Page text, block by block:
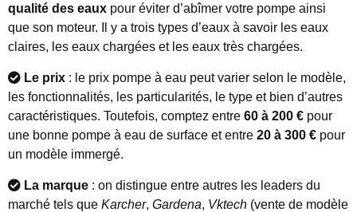
qualité des eaux pour éviter d’abîmer votre pompe ainsi
que son moteur. Il y a trois types d’eaux à savoir les eaux
claires, les eaux chargées et les eaux très chargées.
Le prix : le prix pompe à eau peut varier selon le modèle,
les fonctionnalités, les particularités, le type et bien d’autres
caractéristiques. Toutefois, comptez entre 60 à 200 € pour
une bonne pompe à eau de surface et entre 20 à 300 € pour
un modèle immergé.
La marque : on distingue entre autres les leaders du
marché tels que Karcher, Gardena, Vktech (vente de modèle